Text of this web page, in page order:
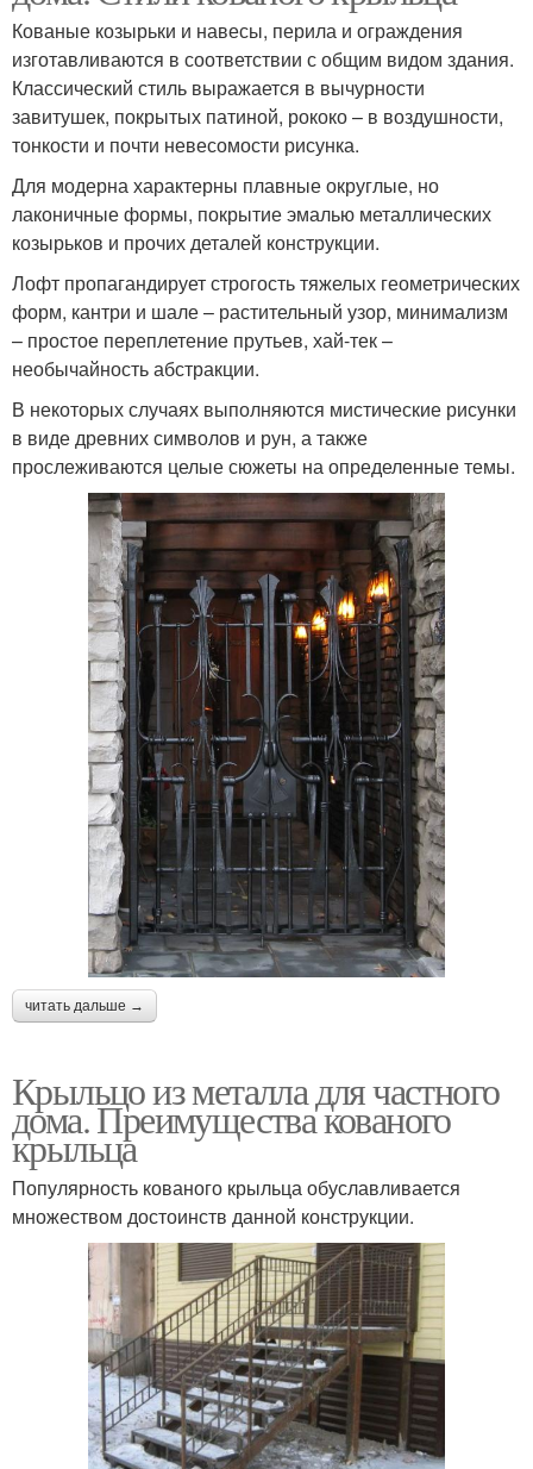
Кованые козырьки и навесы, перила и ограждения
изготавливаются в соответствии с общим видом здания.
Классический стиль выражается в вычурности
завитушек, покрытых патиной, рококо – в воздушности,
тонкости и почти невесомости рисунка.
Для модерна характерны плавные округлые, но
лаконичные формы, покрытие эмалью металлических
козырьков и прочих деталей конструкции.
Лофт пропагандирует строгость тяжелых геометрических
форм, кантри и шале – растительный узор, минимализм
– простое переплетение прутьев, хай-тек –
необычайность абстракции.
В некоторых случаях выполняются мистические рисунки
в виде древних символов и рун, а также
прослеживаются целые сюжеты на определенные темы.
читать дальше →
Крыльцо из металла для частного
дома. Преимущества кованого
крыльца
Популярность кованого крыльца обуславливается
множеством достоинств данной конструкции.